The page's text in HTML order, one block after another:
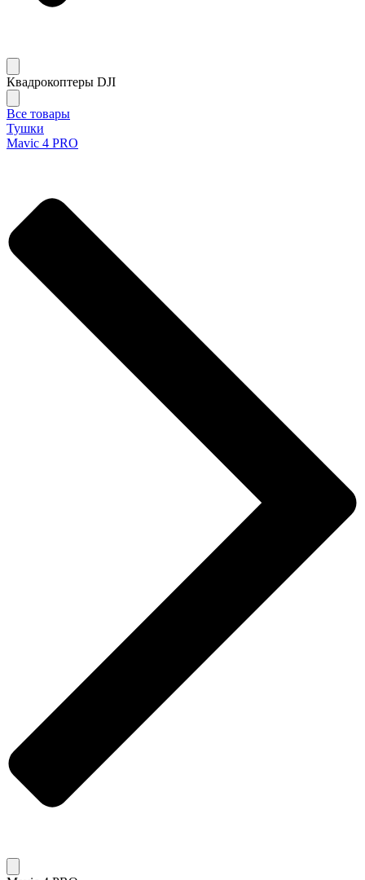
Квадрокоптеры DJI
Все товары
Тушки
Mavic 4 PRO